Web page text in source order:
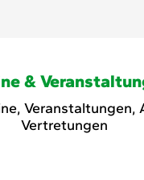
&
Veranstaltungen,
Vertretungen